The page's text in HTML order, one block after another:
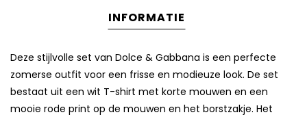
INFORMATIE
Deze stijlvolle set van Dolce & Gabbana is een perfecte
zomerse outfit voor een frisse en modieuze look. De set
bestaat uit een wit T-shirt met korte mouwen en een
mooie rode print op de mouwen en het borstzakje. Het